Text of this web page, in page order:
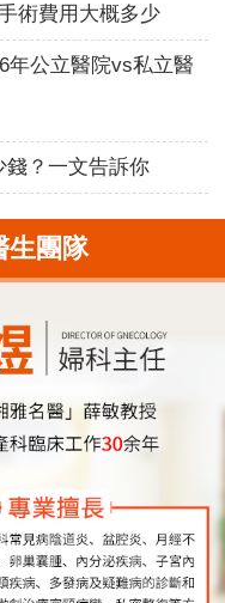
術費用大概多少
年公立醫院vs私立醫
錢？一文告訴你
生團隊